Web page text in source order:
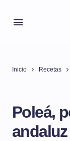
Inicio Recetas
Poleá,
andaluz